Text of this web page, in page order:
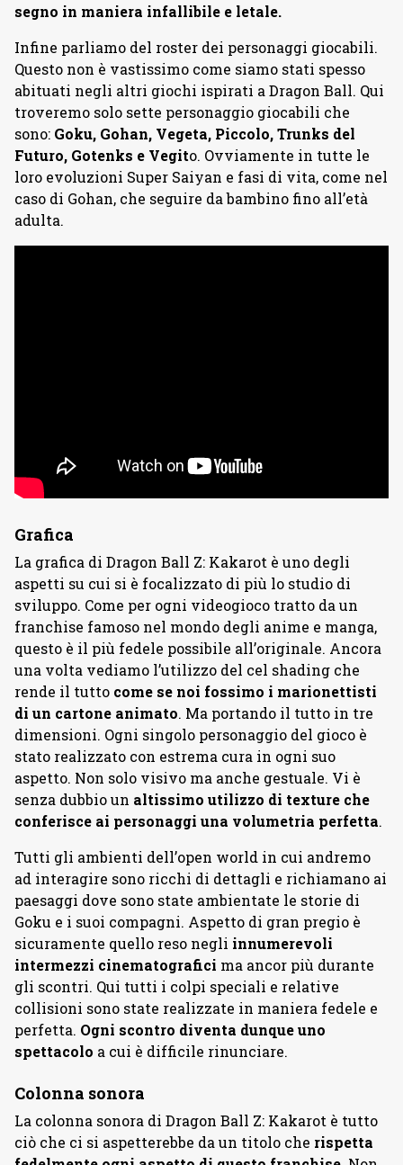
segno in maniera infallibile e letale.
Infine parliamo del roster dei personaggi giocabili.
Questo non è vastissimo come siamo stati spesso
abituati negli altri giochi ispirati a Dragon Ball. Qui
troveremo solo sette personaggio giocabili che
sono: Goku, Gohan, Vegeta, Piccolo, Trunks del
Futuro, Gotenks e Vegito. Ovviamente in tutte le
loro evoluzioni Super Saiyan e fasi di vita, come nel
caso di Gohan, che seguire da bambino fino all’età
adulta.
Grafica
La grafica di Dragon Ball Z: Kakarot è uno degli
aspetti su cui si è focalizzato di più lo studio di
sviluppo. Come per ogni videogioco tratto da un
franchise famoso nel mondo degli anime e manga,
questo è il più fedele possibile all’originale. Ancora
una volta vediamo l’utilizzo del cel shading che
rende il tutto come se noi fossimo i marionettisti
di un cartone animato. Ma portando il tutto in tre
dimensioni. Ogni singolo personaggio del gioco è
stato realizzato con estrema cura in ogni suo
aspetto. Non solo visivo ma anche gestuale. Vi è
senza dubbio un altissimo utilizzo di texture che
conferisce ai personaggi una volumetria perfetta.
Tutti gli ambienti dell’open world in cui andremo
ad interagire sono ricchi di dettagli e richiamano ai
paesaggi dove sono state ambientate le storie di
Goku e i suoi compagni. Aspetto di gran pregio è
sicuramente quello reso negli innumerevoli
intermezzi cinematografici ma ancor più durante
gli scontri. Qui tutti i colpi speciali e relative
collisioni sono state realizzate in maniera fedele e
perfetta. Ogni scontro diventa dunque uno
spettacolo a cui è difficile rinunciare.
Colonna sonora
La colonna sonora di Dragon Ball Z: Kakarot è tutto
ciò che ci si aspetterebbe da un titolo che rispetta